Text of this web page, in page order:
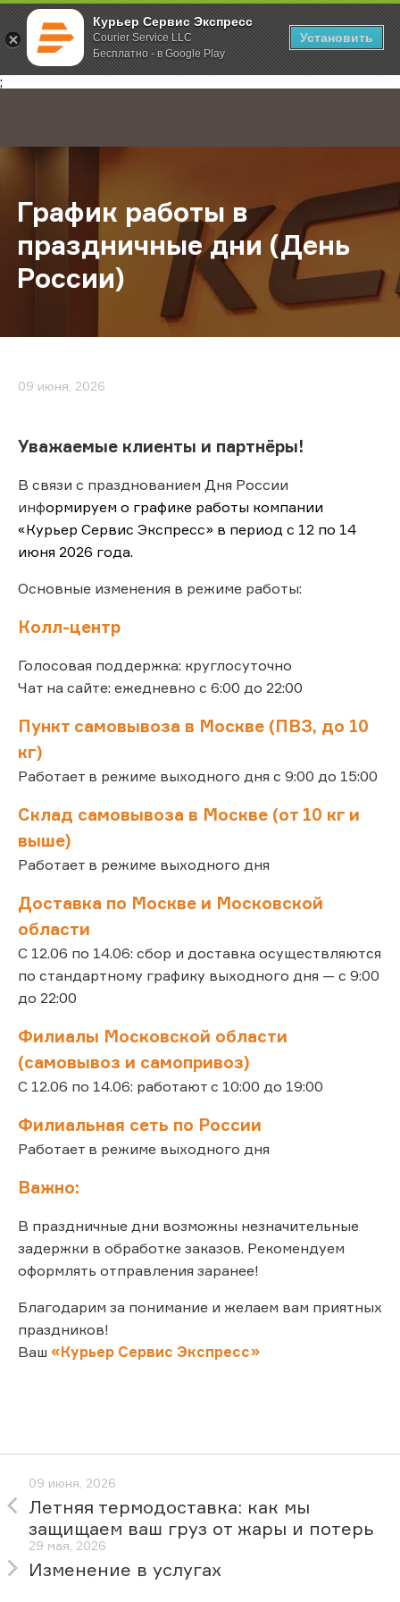
Курьер Сервис Экспресс
Courier Service LLC
Бесплатно - в Google Play
Установить
;
Главная О компании Новости График работы в праздничные
График работы в
праздничные дни (День
России)
09 июня, 2026
Уважаемые клиенты и партнёры!
В связи с празднованием Дня России
информируем о графике работы компании
«Курьер Сервис Экспресс» в период с 12 по 14
июня 2026 года.
Основные изменения в режиме работы:
Колл-центр
Голосовая поддержка: круглосуточно
Чат на сайте: ежедневно с 6:00 до 22:00
Пункт самовывоза в Москве (ПВЗ, до 10
кг)
Работает в режиме выходного дня с 9:00 до 15:00
Склад самовывоза в Москве (от 10 кг и
выше)
Работает в режиме выходного дня
Доставка по Москве и Московской
области
С 12.06 по 14.06: сбор и доставка осуществляются
по стандартному графику выходного дня — с 9:00
до 22:00
Филиалы Московской области
(самовывоз и самопривоз)
С 12.06 по 14.06: работают с 10:00 до 19:00
Филиальная сеть по России
Работает в режиме выходного дня
Важно:
В праздничные дни возможны незначительные
задержки в обработке заказов. Рекомендуем
оформлять отправления заранее!
Благодарим за понимание и желаем вам приятных
праздников!
Ваш «Курьер Сервис Экспресс»
09 июня, 2026
Летняя термодоставка: как мы
защищаем ваш груз от жары и потерь
29 мая, 2026
Изменение в услугах